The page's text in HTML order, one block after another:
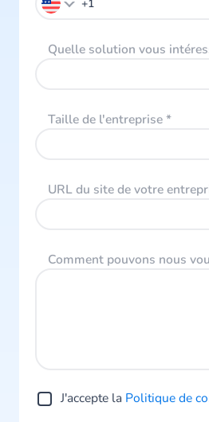
Quelle solution vous
Taille de l'entreprise*
URL du site de votre
Comment pouvons nous
J'accepte la Politique de